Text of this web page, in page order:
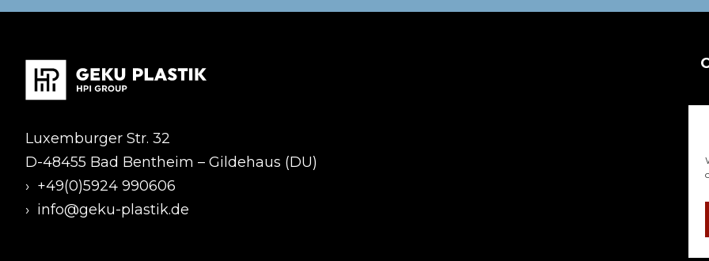
Luxemburger Str. 32
D-48455 Bad Bentheim – Gildehaus (DU)
› +49(0)5924 990606
› info@geku-plastik.de
›